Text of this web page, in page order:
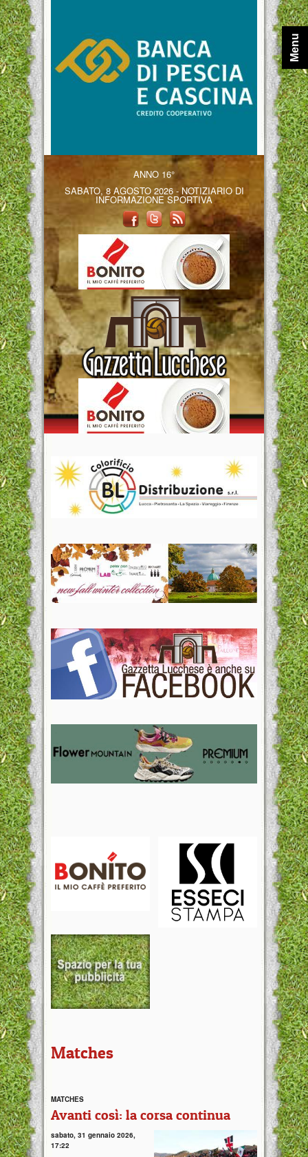
ANNO 16°
SABATO, 8 AGOSTO 2026 - NOTIZIARIO DI
INFORMAZIONE SPORTIVA
Matches
MATCHES
Avanti così: la corsa continua
sabato, 31 gennaio 2026,
17:22
Menu